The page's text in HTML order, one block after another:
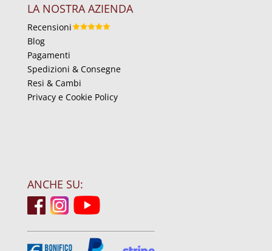
LA NOSTRA AZIENDA
Recensioni
Blog
Pagamenti
Spedizioni & Consegne
Resi & Cambi
Privacy e Cookie Policy
ANCHE SU: